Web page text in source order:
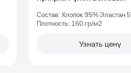
Состав: Хлопок 95% Эластан
Плотность: 160 гр/м2
Узнать цену